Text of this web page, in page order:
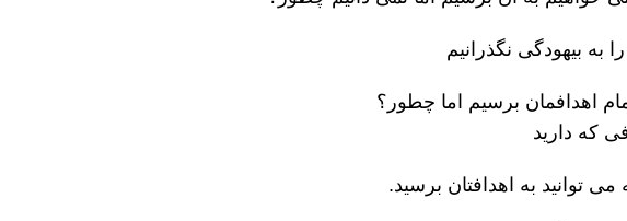
بیهودگی نگذرانیم
اهدافمان برسیم اما چطور؟
که دارید
می توانید به اهدافتان برسید.